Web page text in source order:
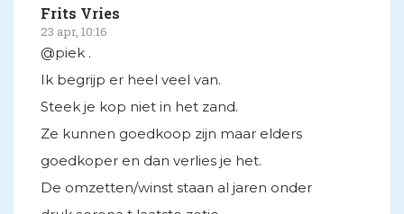
Frits Vries
23 apr, 10:16
@piek .
Ik begrijp er heel veel van.
Steek je kop niet in het zand.
Ze kunnen goedkoop zijn maar elders
goedkoper en dan verlies je het.
De omzetten/winst staan al jaren onder